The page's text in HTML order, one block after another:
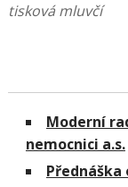
tisková mluvčí
Moderní
nemocnici a.s.
Přednáška